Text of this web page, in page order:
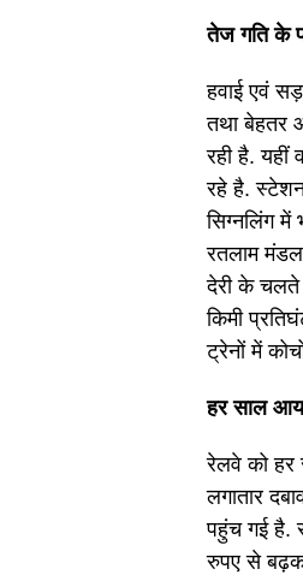
तेज गति के
हवाई एवं
तथा बेहतर
रही है.
रहे है.
सिग्नलिंग
रतलाम
देरी के चलते
किमी
ट्रेनों में
हर साल आय
रेलवे को हर
लगातार
पहुंच गई है.
रुपए से